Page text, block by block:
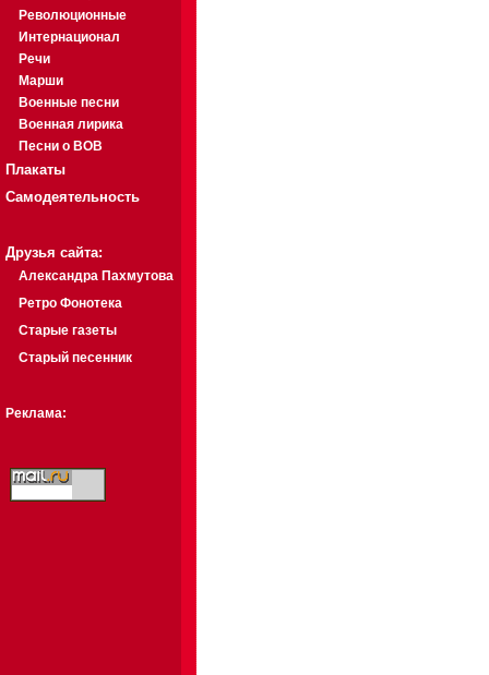
Революционные
Интернационал
Речи
Марши
Военные песни
Военная лирика
Песни о ВОВ
Плакаты
Самодеятельность
Друзья сайта:
Александра Пахмутова
Ретро Фонотека
Старые газеты
Старый песенник
Реклама: